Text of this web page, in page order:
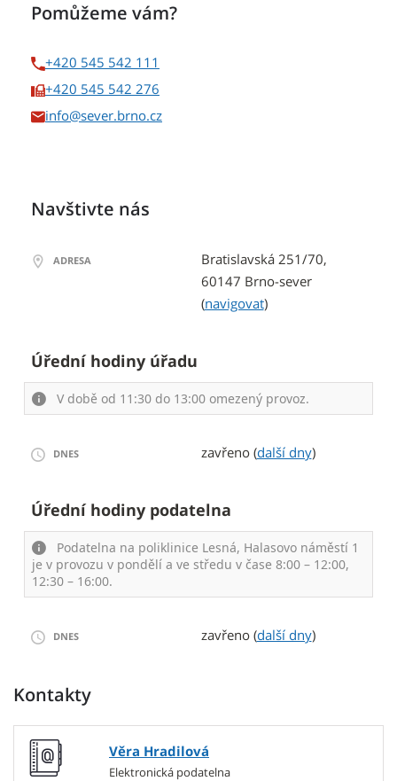
Pomůžeme vám?
+420 545 542 111
+420 545 542 276
info
Navštivte nás
ADRESA
Bratislavská 251/70,
60147 Brno-sever
(navigovat)
Úřední hodiny úřadu
V době od 11:30 do 13:00 omezený provoz.
DNES zavřeno (další dny)
Úřední hodiny podatelna
Podatelna na poliklinice Lesná, Halasovo náměstí 1
je v provozu v pondělí a ve středu v čase 8:00 – 12:00,
12:30 – 16:00.
DNES zavřeno (další dny)
Kontakty
Věra Hradilová
Elektronická podatelna